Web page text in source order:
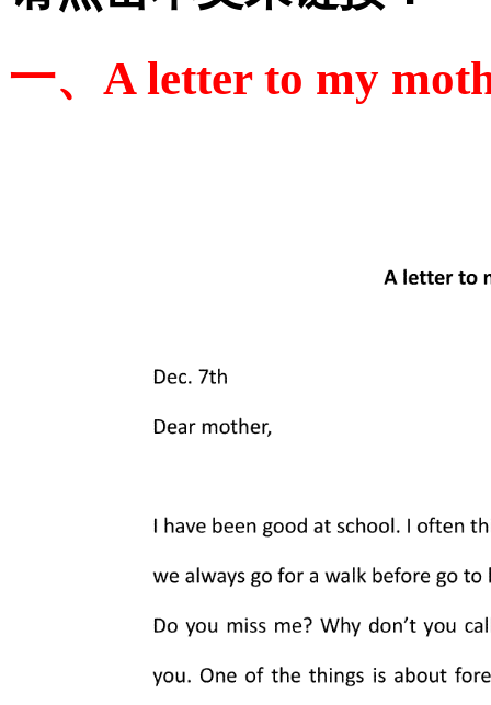
一、A letter to my